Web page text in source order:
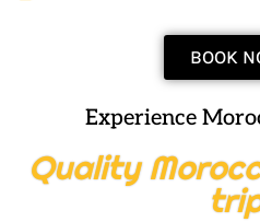
BOOK
Experience
Quality